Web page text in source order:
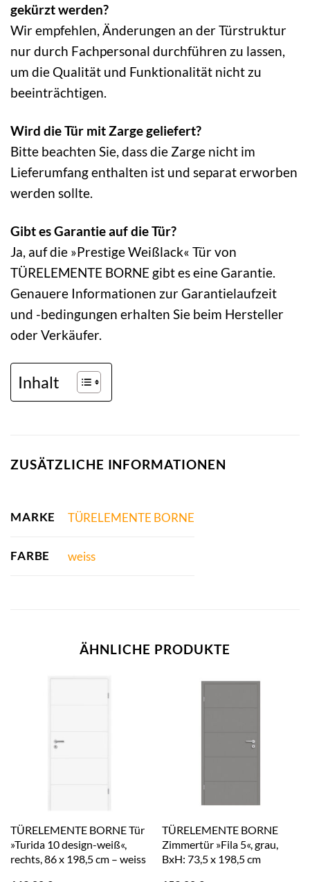
gekürzt werden?
Wir empfehlen, Änderungen an der Türstruktur
nur durch Fachpersonal durchführen zu lassen,
um die Qualität und Funktionalität nicht zu
beeinträchtigen.
Wird die Tür mit Zarge geliefert?
Bitte beachten Sie, dass die Zarge nicht im
Lieferumfang enthalten ist und separat erworben
werden sollte.
Gibt es Garantie auf die Tür?
Ja, auf die »Prestige Weißlack« Tür von
TÜRELEMENTE BORNE gibt es eine Garantie.
Genauere Informationen zur Garantielaufzeit
und -bedingungen erhalten Sie beim Hersteller
oder Verkäufer.
Inhalt
ZUSÄTZLICHE INFORMATIONEN
MARKE TÜRELEMENTE BORNE
FARBE weiss
ÄHNLICHE PRODUKTE
TÜRELEMENTE BORNE Tür
»Turida 10 design-weiß«,
rechts, 86 x 198,5 cm – weiss
TÜRELEMENTE BORNE
Zimmertür »Fila 5«, grau,
BxH: 73,5 x 198,5 cm